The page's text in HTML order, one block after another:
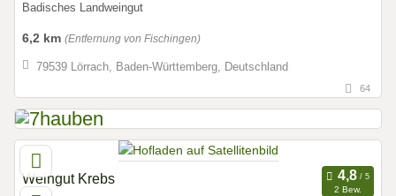
Badisches Landweingut
6,2 km (Entfernung von Fischingen)
79539 Lörrach, Baden-Württemberg, Deutschland
64
Weingut Krebs
2 Bew.